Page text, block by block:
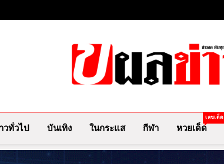
ผลข่าว.com
วทั่วไป บันเทิง ในกระแส กีฬา หวยเด็ด
เลขเด็ด